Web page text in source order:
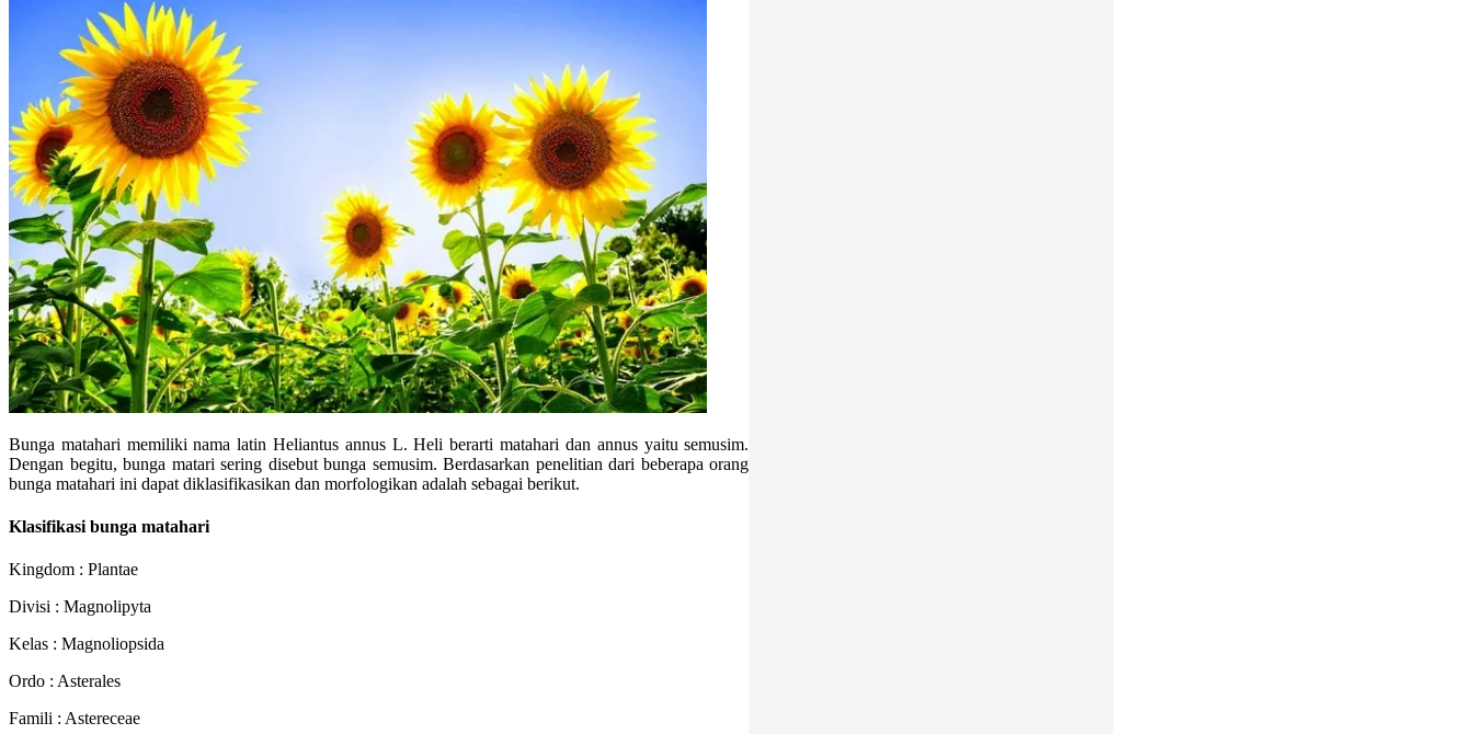
Bunga matahari memiliki nama latin Heliantus annus L. Heli berarti matahari dan annus yaitu semusim.
Dengan begitu, bunga matari sering disebut bunga semusim. Berdasarkan penelitian dari beberapa orang
bunga matahari ini dapat diklasifikasikan dan morfologikan adalah sebagai berikut.
Klasifikasi bunga matahari
Kingdom : Plantae
Divisi : Magnolipyta
Kelas : Magnoliopsida
Ordo : Asterales
Famili : Astereceae